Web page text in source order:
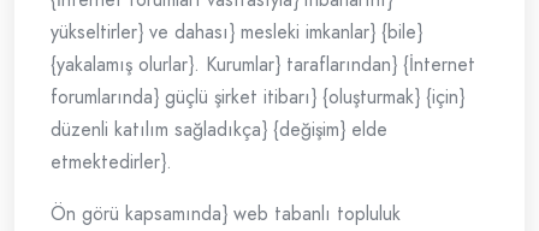
yükseltirler} ve dahası} mesleki imkanlar} {bile}
{yakalamış olurlar}. Kurumlar} taraflarından} {İnternet
forumlarında} güçlü şirket itibarı} {oluşturmak} {için}
düzenli katılım sağladıkça} {değişim} elde
etmektedirler}.
Ön görü kapsamında} web tabanlı topluluk